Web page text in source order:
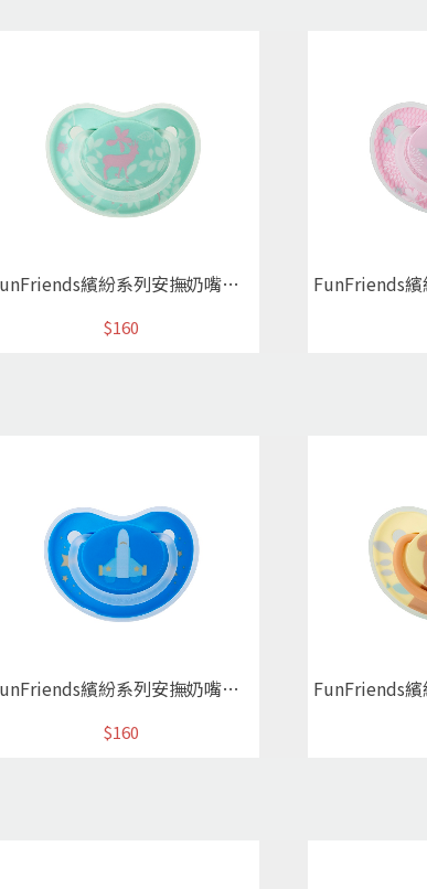
FunFriends繽紛系列安撫奶嘴M森林小鹿
$160
FunFriends繽紛系列安撫奶嘴M星空火箭
$160